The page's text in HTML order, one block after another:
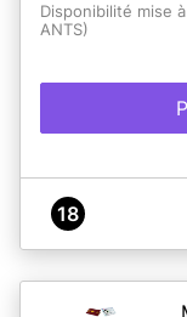
Disponibilité mise
ANTS)
18